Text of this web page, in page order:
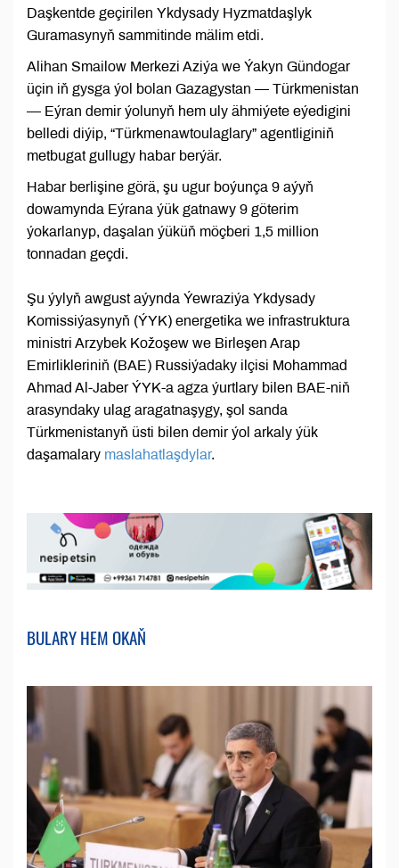
Daşkentde geçirilen Ykdysady Hyzmatdaşlyk
Guramasynyň sammitinde mälim etdi.
Alihan Smailow Merkezi Aziýa we Ýakyn Gündogar
üçin iň gysga ýol bolan Gazagystan — Türkmenistan
— Eýran demir ýolunyň hem uly ähmiýete eýedigini
belledi diýip, “Türkmenawtoulaglary” agentliginiň
metbugat gullugy habar berýär.
Habar berlişine görä, şu ugur boýunça 9 aýyň
dowamynda Eýrana ýük gatnawy 9 göterim
ýokarlanyp, daşalan ýüküň möçberi 1,5 million
tonnadan geçdi.
Şu ýylyň awgust aýynda Ýewraziýa Ykdysady
Komissiýasynyň (ÝYK) energetika we infrastruktura
ministri Arzybek Kožoşew we Birleşen Arap
Emirlikleriniň (BAE) Russiýadaky ilçisi Mohammad
Ahmad Al-Jaber ÝYK-a agza ýurtlary bilen BAE-niň
arasyndaky ulag aragatnaşygy, şol sanda
Türkmenistanyň üsti bilen demir ýol arkaly ýük
daşamalary maslahatlaşdylar.
BULARY HEM OKAŇ